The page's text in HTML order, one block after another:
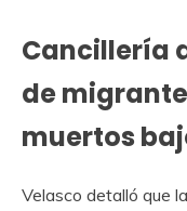
Cancillería
de
muertos
Velasco detalló que la